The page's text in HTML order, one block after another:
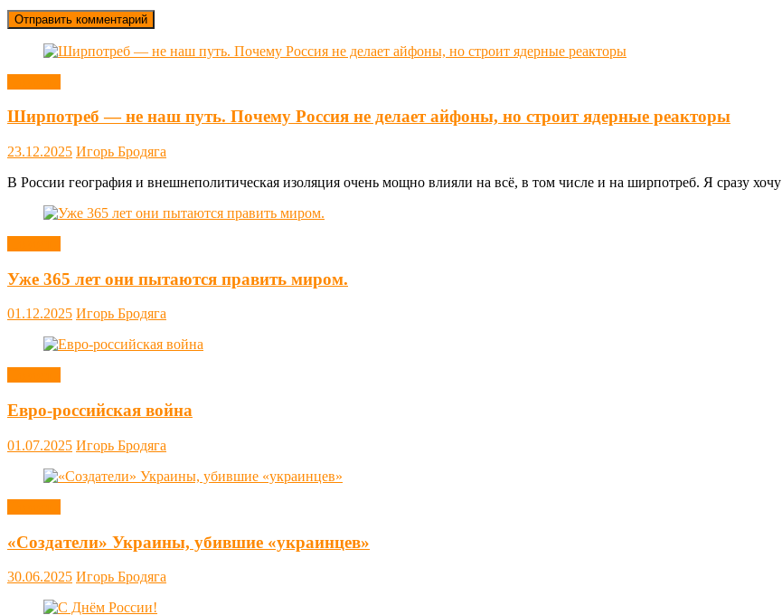
Ширпотреб — не наш путь. Почему Россия не делает айфоны, но строит ядерные реакторы
23.12.2025 Игорь Бродяга
В России география и внешнеполитическая изоляция очень мощно влияли на всё, в том числе и на ширпотреб. Я сразу хочу
Уже 365 лет они пытаются править миром.
01.12.2025 Игорь Бродяга
Евро-российская война
01.07.2025 Игорь Бродяга
«Создатели» Украины, убившие «украинцев»
30.06.2025 Игорь Бродяга